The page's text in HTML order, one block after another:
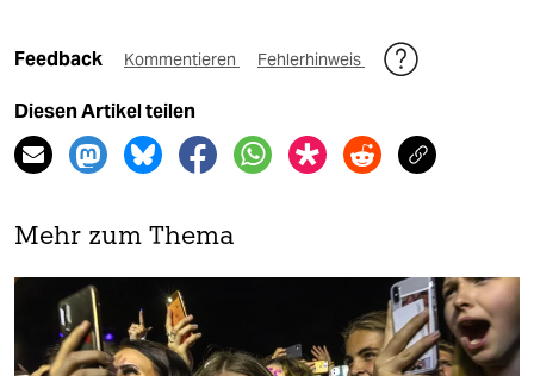
Feedback Kommentieren Fehlerhinweis
Diesen Artikel teilen
Mehr zum Thema